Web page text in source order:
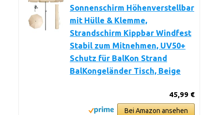
Sonnenschirm Höhenverstellbar
mit Hülle & Klemme,
Strandschirm Kippbar Windfest
Stabil zum Mitnehmen, UV50+
Schutz für BalKon Strand
BalKongeländer Tisch, Beige
45,99 €
Bei Amazon ansehen